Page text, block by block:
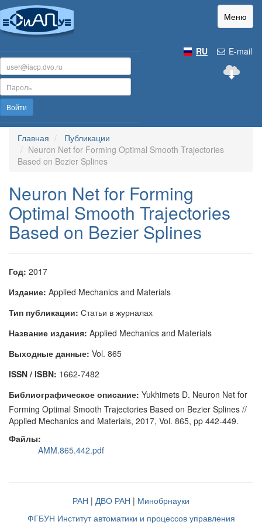
Меню
E-mail
RU
Войти
Главная
Публикации
Neuron Net for Forming Optimal Smooth Trajectories
Based on Bezier Splines
Neuron Net for Forming
Optimal Smooth Trajectories
Based on Bezier Splines
Год: 2017
Издание: Applied Mechanics and Materials
Тип публикации: Статьи в журналах
Название издания: Applied Mechanics and Materials
Выходные данные: Vol. 865
ISSN / ISBN: 1662-7482
Библиографическое описание: Yukhimets D. Neuron Net for
Forming Optimal Smooth Trajectories Based on Bezier Splines //
Applied Mechanics and Materials, 2017, Vol. 865, pp 442-449.
Файлы:
AMM.865.442.pdf
РАН | ДВО РАН | Минобрнауки
ФГБУН Институт автоматики и процессов управления